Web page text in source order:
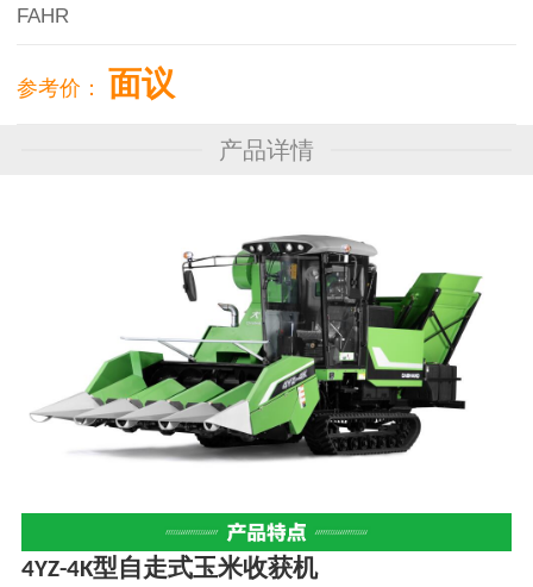
FAHR
参考价： 面议
产品详情
4YZ-4K型自走式玉米收获机